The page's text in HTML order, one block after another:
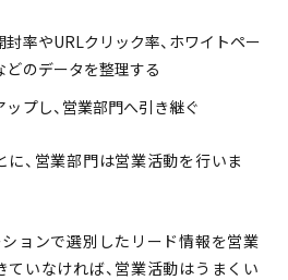
率やURLクリック率、ホワイトペー
のデータを整理する
プし、営業部門へ引き継ぐ
、営業部門は営業活動を行いま
ョンで選別したリード情報を営業
いなければ、営業活動はうまくい